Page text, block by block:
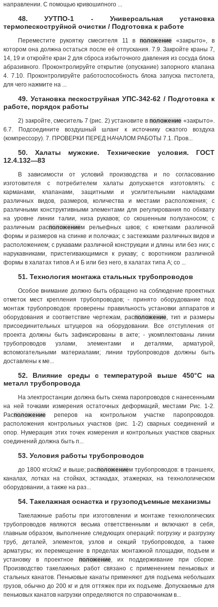
направлении. С помощью кривошипного ...
48. УУТПО-1 - Универсальная установка
термопескоструйной очистки / Подготовка к работе
Переместите рукоятку смесителя 11 вположение «закрыто», в
котором она должна остаться после её отпускания. 7.9. Закройте краны 7,
14, 19 и откройте кран 2 для сброса избыточного давления из сосуда блока
абразивного. Проконтролируйте открытие (опускание) запорного клапана
4. 7.10. Проконтролируйте работоспособность блока запуска пистолета,
для чего нажмите на ...
49. Установка пескоструйная УПС-342-62 / Подготовка к
работе, порядок работы
2) закройте, смеситель 7 (рис. 2) установите вположение «закрыто».
6.7. Подсоедините воздушный шланг к источнику сжатого воздуха
(компрессору). 7. ПРОВЕРКИ ПЕРЕД НАЧАЛОМ РАБОТЫ 7.1. Пров...
50. Халаты мужские. Технические условия. ГОСТ
12.4.132—83
В зависимости от условий производства и по согласованию
изготовителя с потребителем халаты допускается изготов­лять: с
карманами, клапанами, защитными и усилительными накладками
различных видов, размеров, количества и местами расположения; с
различными конструктивными элементами для регулирования по обхвату
на уровне линии талии, низа рукавов; со скошенным полузаносом; с
различным расположением рельефных швов; с кокетками различной
формы и размеров на спинке и полочках; с застежками различных видов и
расположением; с рукавами различной конструкции и длины или без них; с
нарукавниками, пристегивающимися к рукаву; с воротником различной
формы в халатах типов А и Б или без него, в халатах типа А; со ...
51. Технология монтажа стальных трубопроводов
Особое внимание должно быть обращено на соблюдение проектных
отметок мест крепления трубопроводов; - принято оборудование под
монтаж трубопроводов: проверены правильность установки аппаратов и
оборудования и соответствие чертежам, расположение , тип и размеры
присоединительных штуцеров на оборудовании. Все отступления от
проекта должны быть зафиксированы в акте; - укомплектованы линии
трубопроводов узлами, элементами и деталями, арматурой,
вспомогательными материалами; линии трубопроводов должны быть
доставлены к ме...
52. Влияние среды с температурой выше 450°С на
металл трубопровода
На электростанции должна быть схема паропроводов с нанесенными
на ней точками измерения остаточных деформаций, местами Рис. 1-2.
Расположение реперов на контрольном участке паропроводов.
расположения контрольных участков (рис. 1-2) сварных соединений и
опор. Нумерация этих точек измерения и контрольных участков сварных
соединений должна быть п...
53. Условия работы трубопроводов
до 1800 кгс/см2 и выше; расположением трубопроводов: в траншеях,
каналах, лотках на стойках, эстакадах, этажерках, на технологическом
оборудовании, а также на раз...
54. Такелажная оснастка и грузоподъемные механизмы
Такелажные работы при изготовлении и монтаже технологических
трубопроводов являются весьма ответственными и включают в себя,
главным образом, выполнение следующих операций: погрузку и разгрузку
труб, деталей, элементов, узлов и секций трубопроводов, а также
арматуры; их перемещение в пределах монтажной площадки, подъем и
установку в проектное положение, их поддерживание при сборке.
Производство такелажных работ связано с применением пеньковых и
стальных канатов. Пеньковые канаты применяют для подъема небольших
грузов, обычно до 200 кг и для оттяжек при их подъеме. Допускаемые для
пеньковых канатов нагрузки определяются по справочникам в...